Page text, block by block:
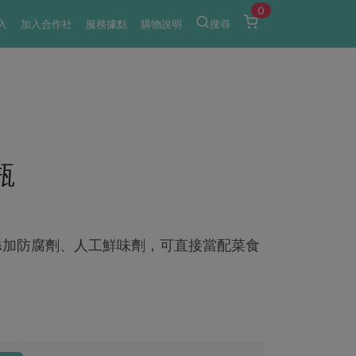
加入合作社 服務據點 購物說明 搜尋
0
防腐劑、人工鮮味劑，可直接當配菜食